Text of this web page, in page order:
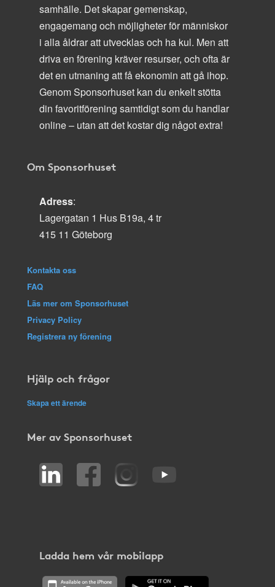
samhälle. Det skapar gemenskap,
engagemang och möjligheter för människor
i alla åldrar att utvecklas och ha kul. Men att
driva en förening kräver resurser, och ofta är
det en utmaning att få ekonomin att gå ihop.
Genom Sponsorhuset kan du enkelt stötta
din favoritförening samtidigt som du handlar
online – utan att det kostar dig något extra!
Om Sponsorhuset
Adress:
Lagergatan 1 Hus B19a, 4 tr
415 11 Göteborg
Kontakta oss
FAQ
Läs mer om Sponsorhuset
Privacy Policy
Registrera ny förening
Hjälp och frågor
Skapa ett ärende
Mer av Sponsorhuset
Ladda hem vår mobilapp